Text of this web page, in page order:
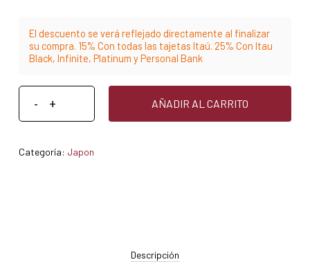
El descuento se verá reflejado directamente al finalizar
su compra. 15% Con todas las tajetas Itaú. 25% Con Itau
Black, Infinite, Platinum y Personal Bank
AÑADIR AL CARRITO
Categoría: Japon
Descripción